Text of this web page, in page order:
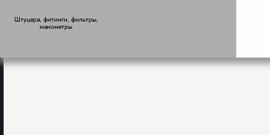
Штуцера, фитинги, фильтры,
манометры